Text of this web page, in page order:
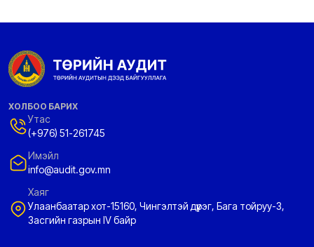
ХОЛБОО БАРИХ
Утас
(+976) 51-261745
Имэйл
info@audit.gov.mn
Хаяг
Улаанбаатар хот-15160, Чингэлтэй дүүрэг, Бага тойруу-3,
Засгийн газрын IV байр